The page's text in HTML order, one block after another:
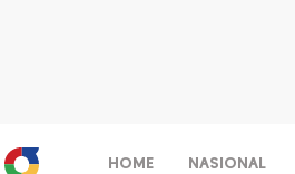
HOME NASIONAL